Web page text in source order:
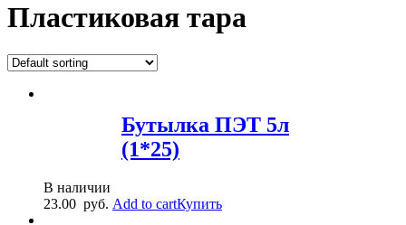
Пластиковая тара
Бутылка ПЭТ 5л
(1*25)
В наличии
23.00 руб. Add to cartКупить